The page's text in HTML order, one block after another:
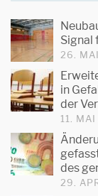
Signal
26.
in
der
11.
des
29.